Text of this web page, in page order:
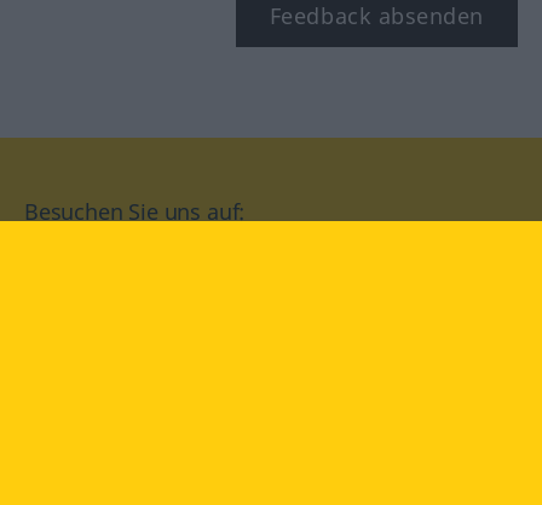
Feedback absenden
Besuchen Sie uns auf: